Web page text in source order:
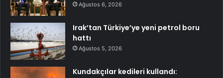
Ağustos 6, 2026
Irak’tan Türkiye’ye yeni petrol boru
hattı
Ağustos 5, 2026
Kundakçılar kedileri kullandı: